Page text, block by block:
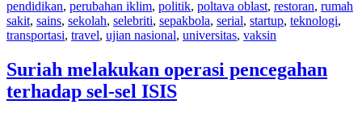
pendidikan, perubahan iklim, politik, poltava oblast, restoran, rumah
sakit, sains, sekolah, selebriti, sepakbola, serial, startup, teknologi,
transportasi, travel, ujian nasional, universitas, vaksin
Suriah melakukan operasi pencegahan
terhadap sel-sel ISIS